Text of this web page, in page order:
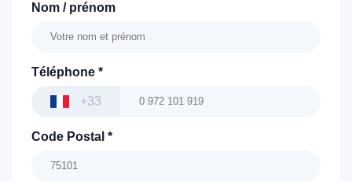
Nom / prénom
Téléphone *
+33
Code Postal *